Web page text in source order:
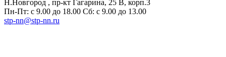
Н.Новгород , пр-кт Гагарина, 25 В, корп.3
Пн-Пт: с 9.00 до 18.00 Сб: с 9.00 до 13.00
stp-nn@stp-nn.ru